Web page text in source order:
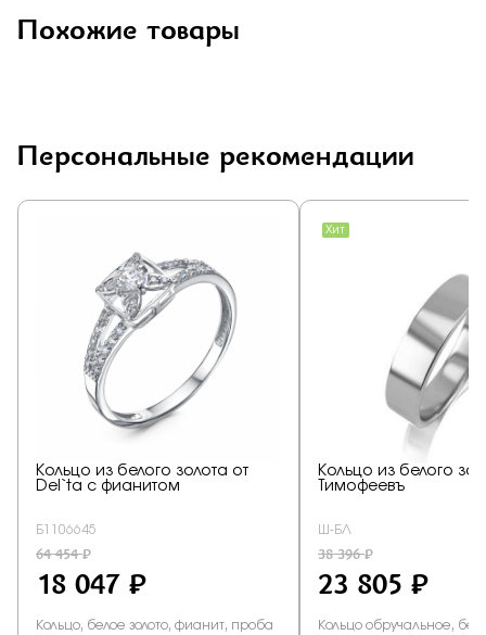
Похожие товары
Персональные рекомендации